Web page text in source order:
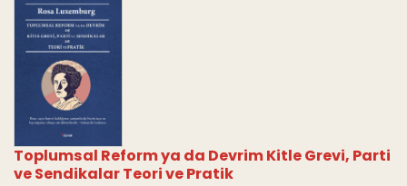
Toplumsal Reform ya da Devrim Kitle Grevi, Parti
ve Sendikalar Teori ve Pratik